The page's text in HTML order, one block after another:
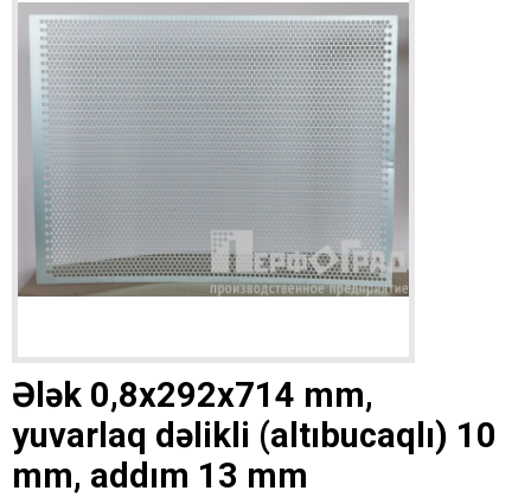
Ələk 0,8x292x714 mm,
yuvarlaq dəlikli (altıbucaqlı) 10
mm, addım 13 mm